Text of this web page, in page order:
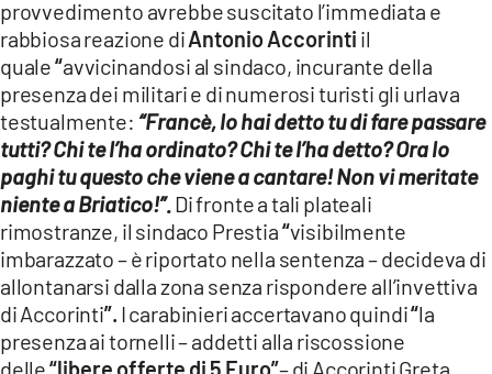
provvedimento avrebbe suscitato l’immediata e
rabbiosa reazione diAntonio Accorinti il
quale“avvicinandosi al sindaco, incurante della
presenza dei militari e di numerosi turisti gli urlava
testualmente: “Francè, lo hai detto tu di fare passare
tutti? Chi te l’ha ordinato? Chi te l’ha detto? Ora lo
paghi tu questo che viene a cantare! Non vi meritate
niente a Briatico!”. Di fronte a tali plateali
rimostranze, il sindaco Prestia“visibilmente
imbarazzato – è riportato nella sentenza – decideva di
allontanarsi dalla zona senza rispondere all’invettiva
di Accorinti”. I carabinieri accertavano quindi“la
presenza ai tornelli – addetti alla riscossione
delle“libere offerte di 5 Euro”– di Accorinti Greta,